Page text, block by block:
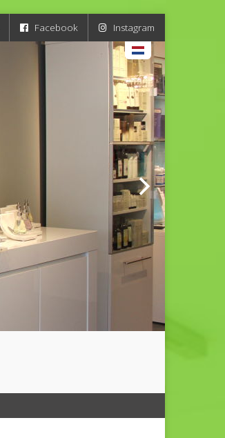
Facebook Instagram